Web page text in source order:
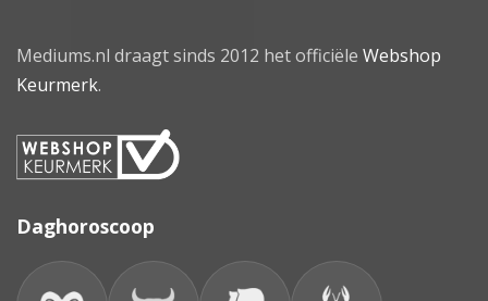
Mediums.nl draagt sinds 2012 het officiële Webshop
Keurmerk.
Daghoroscoop